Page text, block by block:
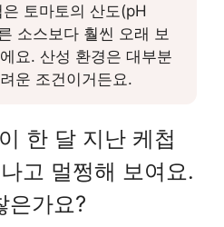
은 토마토의 산도(pH
소스보다 훨씬 오래 보
요. 산성 환경은 대부분
운 조건이거든요.
한 달 지난 케첩
고 멀쩡해 보여요.
은가요?